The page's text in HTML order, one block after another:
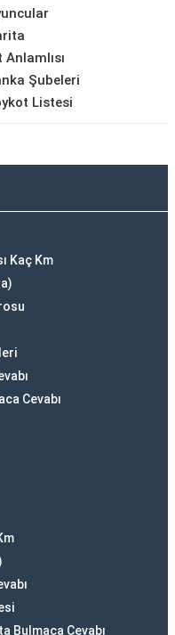
Anlamlısı
Şubeleri
Listesi
Kaç Km
Cevabı
Bulmaca Cevabı